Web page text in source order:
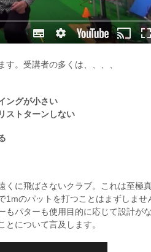
。受講者の多くは、、、、
ングが小さい
ストターンしない
くに飛ばさないクラブ。これは至極
1mのパットを打つことはまずしませ
もパターも使用目的に応じて設計が
について言及します。